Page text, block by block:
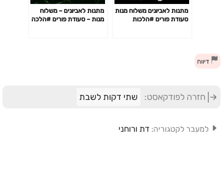
מתנות לאביונים משלוח מנות
סעודת פורים #הלכות
מתנות לאביונים – משלוח
מנות – סעודת פורים #הלכה
דיווח
חזרה לפודקאסט: שתי דקות לשבת
למעבר לקטגוריה: דת ורוחני